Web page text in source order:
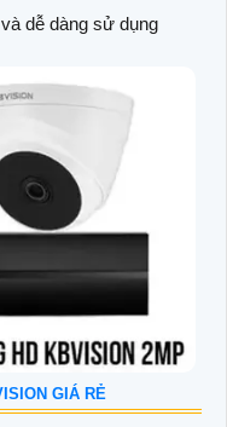
dễ dàng sử dụng
GIÁ RẺ